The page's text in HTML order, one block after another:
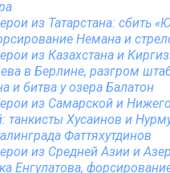
из Татарстана: сбить
Немана и
из Казахстана и
в Берлине, разгром
и битва у озера Балатон
из Самарской и
танкисты Хусаинов и
Фаттяхутдинов
из Средней Азии и
Енгулатова,